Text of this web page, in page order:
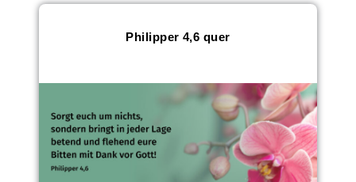
Philipper 4,6 quer